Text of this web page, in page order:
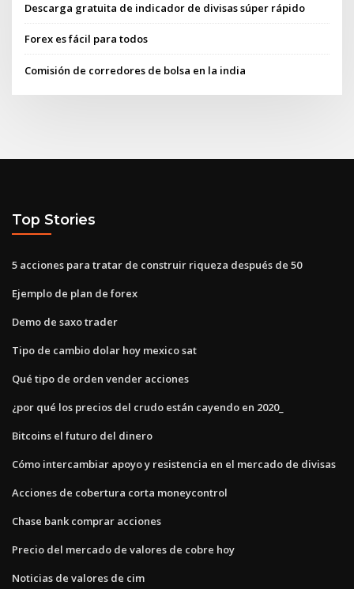
Descarga gratuita de indicador de divisas súper rápido
Forex es fácil para todos
Comisión de corredores de bolsa en la india
Top Stories
5 acciones para tratar de construir riqueza después de 50
Ejemplo de plan de forex
Demo de saxo trader
Tipo de cambio dolar hoy mexico sat
Qué tipo de orden vender acciones
¿por qué los precios del crudo están cayendo en 2020_
Bitcoins el futuro del dinero
Cómo intercambiar apoyo y resistencia en el mercado de divisas
Acciones de cobertura corta moneycontrol
Chase bank comprar acciones
Precio del mercado de valores de cobre hoy
Noticias de valores de cim